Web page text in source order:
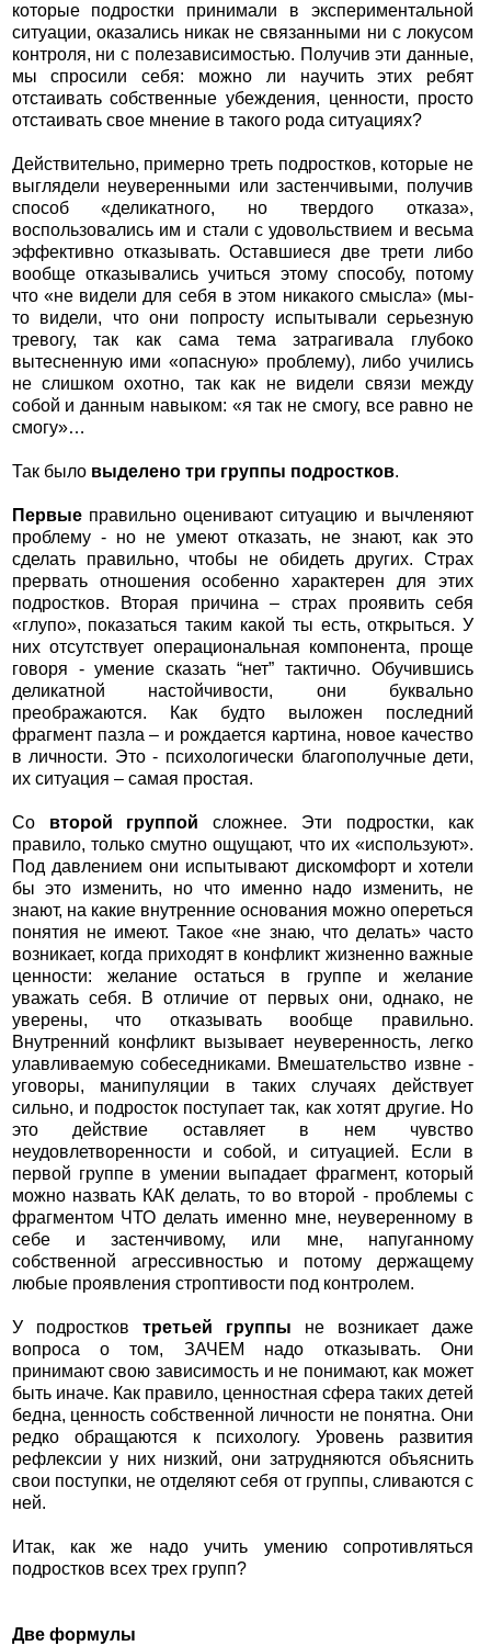
которые подростки принимали в экспериментальной
ситуации, оказались никак не связанными ни с локусом
контроля, ни с полезависимостью. Получив эти данные,
мы спросили себя: можно ли научить этих ребят
отстаивать собственные убеждения, ценности, просто
отстаивать свое мнение в такого рода ситуациях?
Действительно, примерно треть подростков, которые не
выглядели неуверенными или застенчивыми, получив
способ «деликатного, но твердого отказа»,
воспользовались им и стали с удовольствием и весьма
эффективно отказывать. Оставшиеся две трети либо
вообще отказывались учиться этому способу, потому
что «не видели для себя в этом никакого смысла» (мы-
то видели, что они попросту испытывали серьезную
тревогу, так как сама тема затрагивала глубоко
вытесненную ими «опасную» проблему), либо учились
не слишком охотно, так как не видели связи между
собой и данным навыком: «я так не смогу, все равно не
смогу»…
Так было выделено три группы подростков.
Первые правильно оценивают ситуацию и вычленяют
проблему - но не умеют отказать, не знают, как это
сделать правильно, чтобы не обидеть других. Страх
прервать отношения особенно характерен для этих
подростков. Вторая причина – страх проявить себя
«глупо», показаться таким какой ты есть, открыться. У
них отсутствует операциональная компонента, проще
говоря - умение сказать “нет” тактично. Обучившись
деликатной настойчивости, они буквально
преображаются. Как будто выложен последний
фрагмент пазла – и рождается картина, новое качество
в личности. Это - психологически благополучные дети,
их ситуация – самая простая.
Со второй группой сложнее. Эти подростки, как
правило, только смутно ощущают, что их «используют».
Под давлением они испытывают дискомфорт и хотели
бы это изменить, но что именно надо изменить, не
знают, на какие внутренние основания можно опереться
понятия не имеют. Такое «не знаю, что делать» часто
возникает, когда приходят в конфликт жизненно важные
ценности: желание остаться в группе и желание
уважать себя. В отличие от первых они, однако, не
уверены, что отказывать вообще правильно.
Внутренний конфликт вызывает неуверенность, легко
улавливаемую собеседниками. Вмешательство извне -
уговоры, манипуляции в таких случаях действует
сильно, и подросток поступает так, как хотят другие. Но
это действие оставляет в нем чувство
неудовлетворенности и собой, и ситуацией. Если в
первой группе в умении выпадает фрагмент, который
можно назвать КАК делать, то во второй - проблемы с
фрагментом ЧТО делать именно мне, неуверенному в
себе и застенчивому, или мне, напуганному
собственной агрессивностью и потому держащему
любые проявления строптивости под контролем.
У подростков третьей группы не возникает даже
вопроса о том, ЗАЧЕМ надо отказывать. Они
принимают свою зависимость и не понимают, как может
быть иначе. Как правило, ценностная сфера таких детей
бедна, ценность собственной личности не понятна. Они
редко обращаются к психологу. Уровень развития
рефлексии у них низкий, они затрудняются объяснить
свои поступки, не отделяют себя от группы, сливаются с
ней.
Итак, как же надо учить умению сопротивляться
подростков всех трех групп?
Две формулы